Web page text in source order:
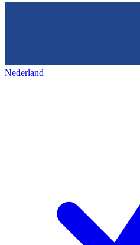
Nederland